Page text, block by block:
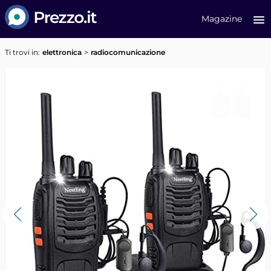
Prezzo.it
Magazine
Ti trovi in: elettronica radiocomunicazione